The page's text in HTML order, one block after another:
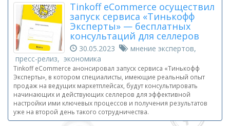
Tinkoff eCommerce осуществил
запуск сервиса «Тинькофф
Эксперты» — бесплатных
консультаций для селлеров
30.05.2023
мнение экспертов,
пресс-релиз, экономика
Tinkoff eCommerce анонсировал запуск сервиса «Тинькофф
Эксперты», в котором специалисты, имеющие реальный опыт
продаж на ведущих маркетплейсах, будут консультировать
начинающих и действующих селлеров для эффективной
настройки ими ключевых процессов и получения результатов
уже на второй день такого сотрудничества.